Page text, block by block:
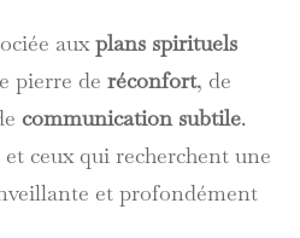
auxplans spirituels
pierre de réconfort, de
communication subtile.
ceux qui recherchent une
et profondément